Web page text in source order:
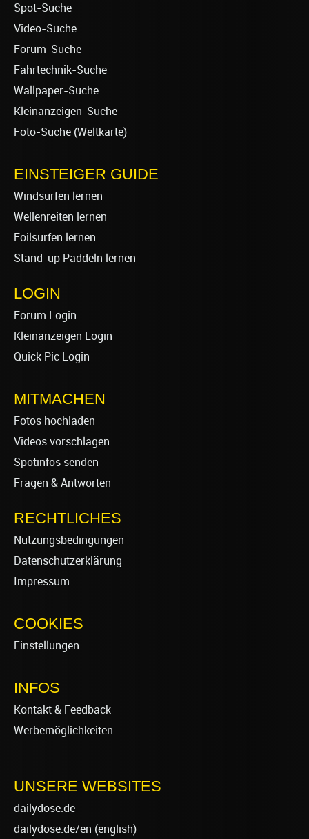
Spot-Suche
Video-Suche
Forum-Suche
Fahrtechnik-Suche
Wallpaper-Suche
Kleinanzeigen-Suche
Foto-Suche (Weltkarte)
EINSTEIGER GUIDE
Windsurfen lernen
Wellenreiten lernen
Foilsurfen lernen
Stand-up Paddeln lernen
LOGIN
Forum Login
Kleinanzeigen Login
Quick Pic Login
MITMACHEN
Fotos hochladen
Videos vorschlagen
Spotinfos senden
Fragen & Antworten
RECHTLICHES
Nutzungsbedingungen
Datenschutzerklärung
Impressum
COOKIES
Einstellungen
INFOS
Kontakt & Feedback
Werbemöglichkeiten
UNSERE WEBSITES
dailydose.de
dailydose.de/en (english)